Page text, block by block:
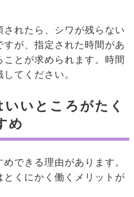
れたら、シワが残らない
が、指定された時間があ
とが求められます。時間
てください。
いところがたく
め
できる理由があります。
くにかく働くメリットが